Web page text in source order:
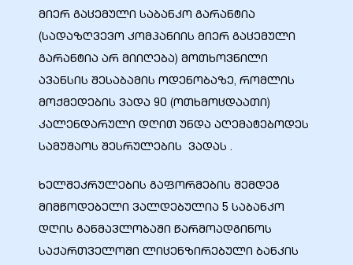
მიერ გაცემული საბანკო გარანტია
(სადაზღვევო კომპანიის მიერ გაცემული
გარანტია არ მიიღება) მოთხოვნილი
ავანსის შესაბამის ოდენობაზე, რომლის
მოქმედების ვადა 90 (ოთხმოცდაათი)
კალენდარული დღით უნდა აღემატებოდეს
სამუშაოს შესრულების ვადას .
ხელშეკრულების გაფორმების შემდეგ
მიმწოდებელი ვალდებულია 5 საბანკო
დღის განმავლობაში წარმოადგინოს
საქართველოში ლიცენზირებული ბანკის